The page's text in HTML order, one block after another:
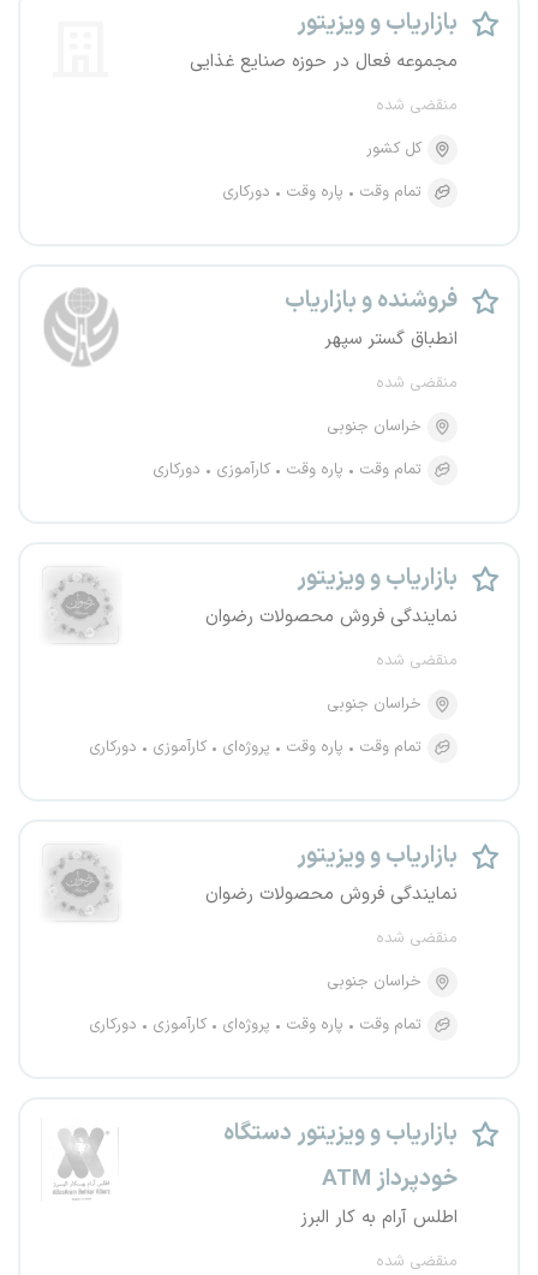
بازاریاب و ویزیتور
مجموعه فعال در حوزه صنایع غذایی
منقضی شده
کل کشور
تمام وقت
پاره وقت دورکاری
فروشنده و بازاریاب
انطباق گستر سپهر
منقضی شده
خراسان جنوبی
تمام وقت
پاره وقت کارآموزی دورکاری
بازاریاب و ویزیتور
نمایندگی فروش محصولات رضوان
منقضی شده
خراسان جنوبی
تمام وقت
پاره وقت پروژه‌ای کارآموزی دورکاری
بازاریاب و ویزیتور
نمایندگی فروش محصولات رضوان
منقضی شده
خراسان جنوبی
تمام وقت
پاره وقت پروژه‌ای کارآموزی دورکاری
بازاریاب و ویزیتور دستگاه
خودپرداز ATM
اطلس آرام به کار البرز
منقضی شده